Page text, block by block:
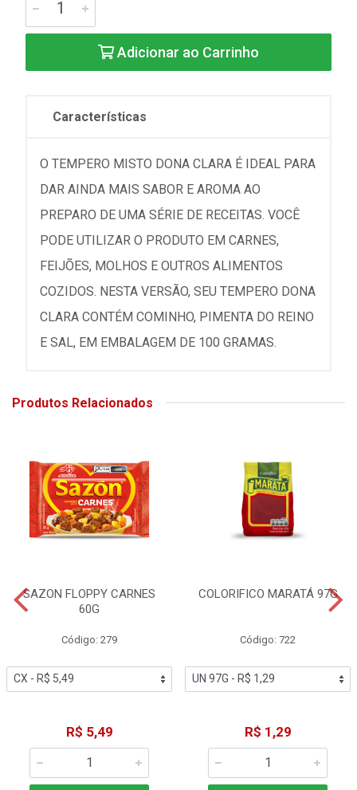
Adicionar ao Carrinho
Características
O TEMPERO MISTO DONA CLARA É IDEAL PARA
DAR AINDA MAIS SABOR E AROMA AO
PREPARO DE UMA SÉRIE DE RECEITAS. VOCÊ
PODE UTILIZAR O PRODUTO EM CARNES,
FEIJÕES, MOLHOS E OUTROS ALIMENTOS
COZIDOS. NESTA VERSÃO, SEU TEMPERO DONA
CLARA CONTÉM COMINHO, PIMENTA DO REINO
E SAL, EM EMBALAGEM DE 100 GRAMAS.
Produtos Relacionados
SAZON FLOPPY CARNES
60G
Código: 279
R$ 5,49
COLORIFICO MARATÁ 97G
Código: 722
R$ 1,29